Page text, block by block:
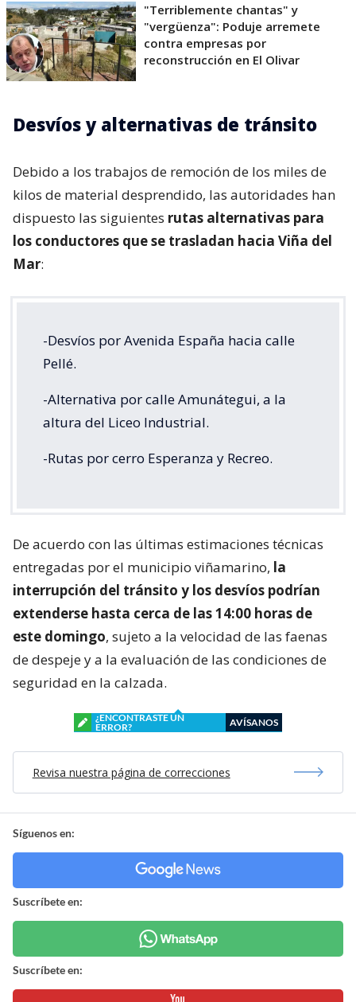
"Terriblemente chantas" y
"vergüenza": Poduje arremete
contra empresas por
reconstrucción en El Olivar
Desvíos y alternativas de tránsito
Debido a los trabajos de remoción de los miles de
kilos de material desprendido, las autoridades han
dispuesto las siguientes rutas alternativas para
los conductores que se trasladan hacia Viña del
Mar:
-Desvíos por Avenida España hacia calle
Pellé.
-Alternativa por calle Amunátegui, a la
altura del Liceo Industrial.
-Rutas por cerro Esperanza y Recreo.
De acuerdo con las últimas estimaciones técnicas
entregadas por el municipio viñamarino, la
interrupción del tránsito y los desvíos podrían
extenderse hasta cerca de las 14:00 horas de
este domingo, sujeto a la velocidad de las faenas
de despeje y a la evaluación de las condiciones de
seguridad en la calzada.
¿ENCONTRASTE UN
ERROR?
AVÍSANOS
Revisa nuestra página de correcciones
Síguenos en:
Suscríbete en:
Suscríbete en: